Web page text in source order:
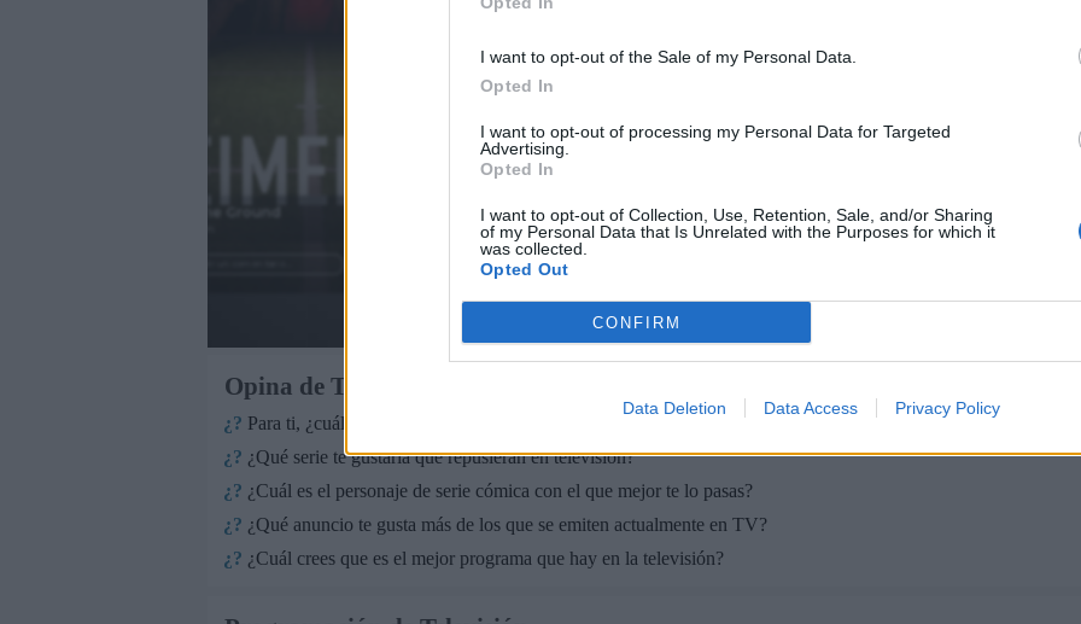
I want to opt-out of the Sale of my Personal Data.
Opted In
I want to opt-out of processing my Personal Data for Targeted
Advertising.
Opted In
I want to opt-out of Collection, Use, Retention, Sale, and/or Sharing
of my Personal Data that Is Unrelated with the Purposes for which it
was collected.
Opted Out
CONFIRM
Data Deletion Data Access Privacy Policy
El deporte no ocurre solo en el campo! ⚽🏈🏀
Descubre las series y docuseries más adictivas del
¡Guarda esta colección para tu próximo
maratón! 🍿🎬🎟️
Opina de Tele
¿? Para ti, ¿cuál es la mejor serie de TV que se emite en España?
¿? ¿Qué serie te gustaría que repusieran en televisión?
¿? ¿Cuál es el personaje de serie cómica con el que mejor te lo pasas?
¿? ¿Qué anuncio te gusta más de los que se emiten actualmente en TV?
¿? ¿Cuál crees que es el mejor programa que hay en la televisión?